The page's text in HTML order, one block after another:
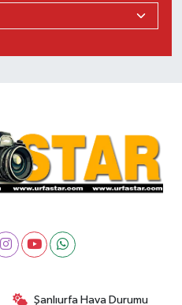
Şanlıurfa Hava Durumu